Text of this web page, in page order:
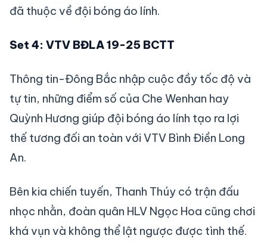
đã thuộc về đội bóng áo lính.
Set 4: VTV BĐLA 19-25 BCTT
Thông tin-Đông Bắc nhập cuộc đầy tốc độ và
tự tin, những điểm số của Che Wenhan hay
Quỳnh Hương giúp đội bóng áo lính tạo ra lợi
thế tương đối an toàn với VTV Bình Điền Long
An.
Bên kia chiến tuyến, Thanh Thúy có trận đấu
nhọc nhằn, đoàn quân HLV Ngọc Hoa cũng chơi
khá vụn và không thể lật ngược được tình thế.